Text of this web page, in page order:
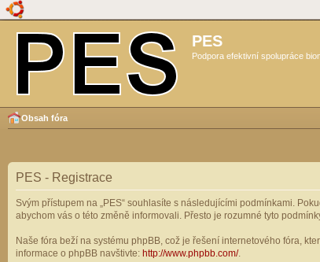
PES
Podpora efektivní spolupráce
Obsah fóra
PES - Registrace
Svým přístupem na „PES“ souhlasíte s následujícími podmínkami.
abychom vás o této změně informovali. Přesto je rozumné tyto
Naše fóra beží na systému phpBB, což je řešení internetového fóra,
informace o phpBB navštivte: http://www.phpbb.com/.